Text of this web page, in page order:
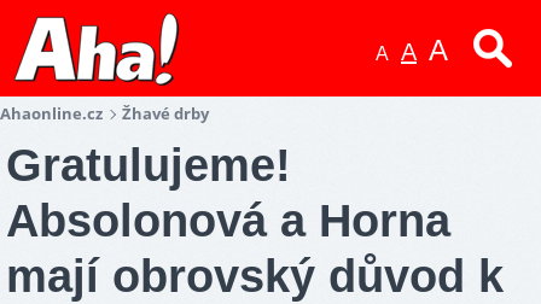
A A A
Ahaonline.cz Žhavé drby
Gratulujeme!
Absolonová a Horna
mají obrovský důvod k